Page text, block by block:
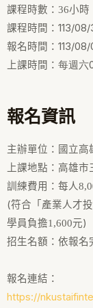
課程時數：36小時
課程時間： 113/08/
報名時間： 113/
上課時間： 每週六
報名資訊
主辦單位：國立高
上課地點：高雄
訓練費用：每人
(符合「產業人才
學員負擔1,600元)
招生名額：依報名
報名連結：
https://